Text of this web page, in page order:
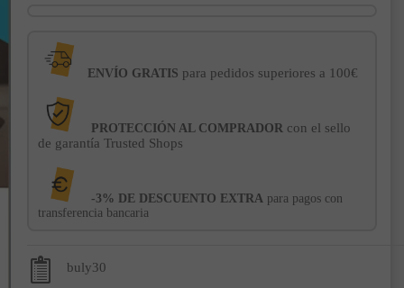
ENVÍO GRATIS para pedidos superiores a 100€
PROTECCIÓN AL COMPRADOR con el sello
de garantía Trusted Shops
-3% DE DESCUENTO EXTRApara pagos con
transferencia bancaria
buly30